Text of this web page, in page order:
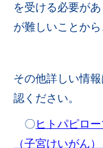
を受ける必要が
が難しいことか
その他詳しい情
認ください。
〇 ヒトパピロ
（子宮けいがん